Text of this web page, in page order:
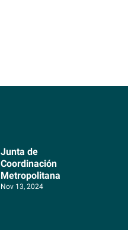
Junta de
Coordinación
Metropolitana
Nov 13, 2024